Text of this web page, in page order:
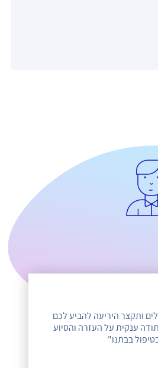
ותקצר היריעה להביע לכם
ענקית על העזרה והסיוע
בבתנו"